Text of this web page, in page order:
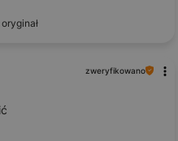
zweryfikowano